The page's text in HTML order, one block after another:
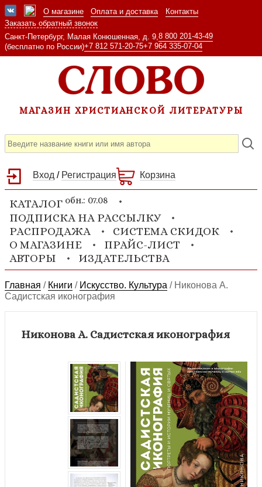
О магазине Оплата и доставка
Контакты
Заказать обратный звонок
Санкт-Петербург, Малая Конюшенная, д. 9, 8 800 201-43-49
(бесплатно по России)+7 812 571-20-75+7 964 335-07-04
МАГАЗИН ХРИСТИАНСКОЙ ЛИТЕРАТУРЫ
Вход / Регистрация Корзина
КАТАЛОГ обн.: 07.08
ПОДПИСКА НА РАССЫЛКУ
РАСПРОДАЖА
СИСТЕМА СКИДОК
О МАГАЗИНЕ
ПРАЙС-ЛИСТ
АВТОРЫ
ИЗДАТЕЛЬСТВА
Главная / Книги / Искусство. Культура / Никонова А.
Садистская иконография
Никонова А. Садистская иконография